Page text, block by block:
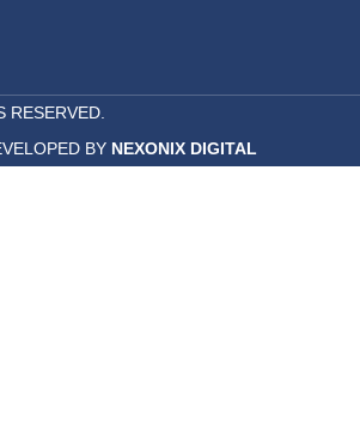
RESERVED.
BY NEXONIX DIGITAL